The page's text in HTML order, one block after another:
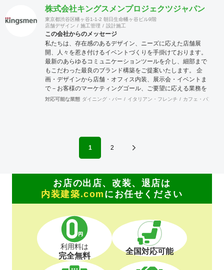
ン、コスト、品質、作業効率など、 多岐にわたる視点から最
善の施工方法を検討し実行していきます。
株式会社キングスメンプロジェクツジャパン
東京都渋谷区幡ヶ谷1-1-2 朝日生命幡ヶ谷ビル9階
店舗デザイン
施工管理 設計施工
この会社からのメッセージ
私たちは、存在感のあるデザイン、ニーズに応えた店舗展
開、人々を惹き付けるイベントづくりを手掛けております。
最新のあらゆるコミュニケーションツールを介し、細部まで
もこだわった最良のブランド構築をご提案いたします。 企
画・デザインから店舗・オフィス内装、展示会・イベントま
で－お客様のマーケティングゴール、ご要望に応える業務を
すべて一括提供いたします。＝シングル・ポイント・コンタ
ランドアイデンティティーを表現いたします。 - 店舗・オフ
ィス内装 ブランドや企業の魅力を最大限に引き出した店舗や
をつくりあげます。 商品・ブランド・空間を融合し、印象強
い、美しく機能的な内装をお届けするため、お客様と密に連
携をとって、プロジェクトに取り組みます。
対応可能な業態 ダイニング・バー イタリアン・フレンチ カフェ・パン・ケ
1 2
お店の出店、改装、退店は
内装建築.com にお任せください
利用料は
完全無料 全国対応可能